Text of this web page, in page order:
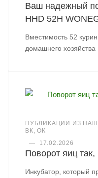
Ваш надежный
HHD 52H
Вместимость 52
домашнего хозяйства
ПУБЛИКАЦИИ ИЗ
ВК, ОК
—
17.02.2026
Поворот яиц
Инкубатор, который